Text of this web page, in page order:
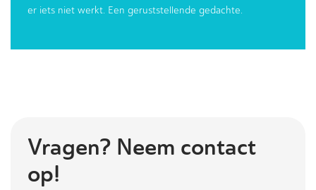
er iets niet werkt. Een geruststellende gedachte.
Vragen? Neem contact
op!